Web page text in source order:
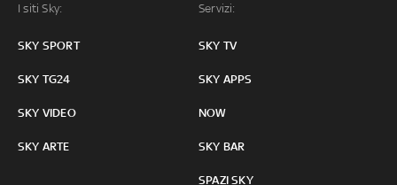
I siti Sky:
SKY SPORT
SKY TG24
SKY VIDEO
SKY ARTE
Servizi:
SKY TV
SKY APPS
NOW
SKY BAR
SPAZI SKY